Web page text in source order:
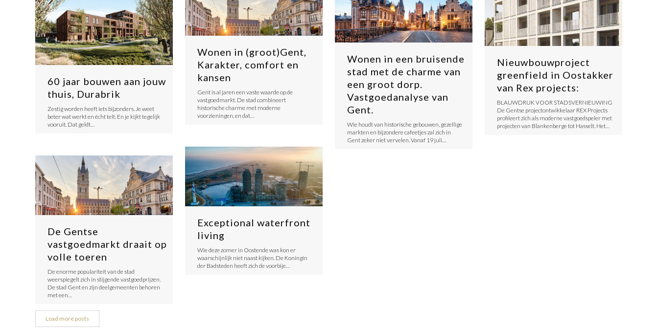
60 jaar bouwen aan jouw
thuis, Durabrik
​Zestig worden heeft iets bijzonders. Je weet
beter wat werkt en écht telt. En je kijkt tegelijk
vooruit. Dat geldt…
Wonen in (groot)Gent,
Karakter, comfort en
kansen
Gent is al jaren een vaste waarde op de
vastgoedmarkt. De stad combineert
historische charme met moderne
voorzieningen, en dat…
Wonen in een bruisende
stad met de charme van
een groot dorp.
Vastgoedanalyse van
Gent.
Wie houdt van historische gebouwen, gezellige
markten en bijzondere cafeetjes zal zich in
Gent zeker niet vervelen. Vanaf 19 juli…
Nieuwbouwproject
greenfield in Oostakker
van Rex projects:
BLAUWDRUK VOOR STADSVERNIEUWING
De Gentse projectontwikkelaar REX Projects
profileert zich als moderne vastgoedspeler met
projecten van Blankenberge tot Hasselt. Het…
Exceptional waterfront
living
Wie deze zomer in Oostende was kon er
waarschijnlijk niet naast kijken. De Koningin
der Badsteden heeft zich de voorbije…
De Gentse
vastgoedmarkt draait op
volle toeren
De enorme populariteit van de stad
weerspiegelt zich in stijgende vastgoedprijzen.
De stad Gent en zijn deelgemeenten behoren
met een…
Load more posts